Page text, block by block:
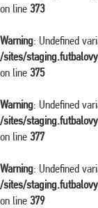
on line 373
Warning: Undefined
/sites/
on line 375
Warning: Undefined
/sites/
on line 377
Warning: Undefined
/sites/
on line 379